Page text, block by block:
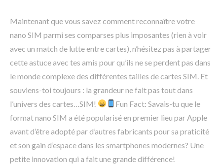
Maintenant que vous savez comment reconnaître votre
nano SIM parmi ses comparses plus imposantes (rien à voir
avec un match de lutte entre cartes), n’hésitez pas à partager
cette astuce avec tes amis pour qu’ils ne se perdent pas dans
le monde complexe des différentes tailles de cartes SIM. Et
souviens-toi toujours : la grandeur ne fait pas tout dans
l’univers des cartes…SIM!
Fun Fact: Savais-tu que le
format nano SIM a été popularisé en premier lieu par Apple
avant d’être adopté par d’autres fabricants pour sa praticité
et son gain d’espace dans les smartphones modernes? Une
petite innovation qui a fait une grande différence!